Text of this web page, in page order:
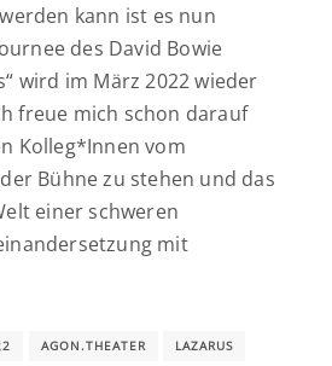
kann ist es nun
des David Bowie
wird im März 2022 wieder
freue mich schon darauf
Kolleg*Innen vom
Bühne zu stehen und das
einer schweren
mit
AGON.THEATER LAZARUS